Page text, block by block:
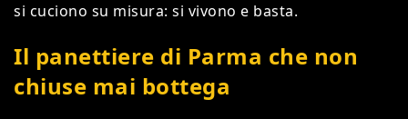
si cuciono su misura: si vivono e basta.
Il panettiere di Parma che non
chiuse mai bottega